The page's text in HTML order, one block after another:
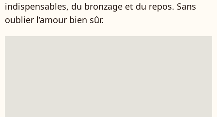
indispensables, du bronzage et du repos. Sans
oublier l’amour bien sûr.